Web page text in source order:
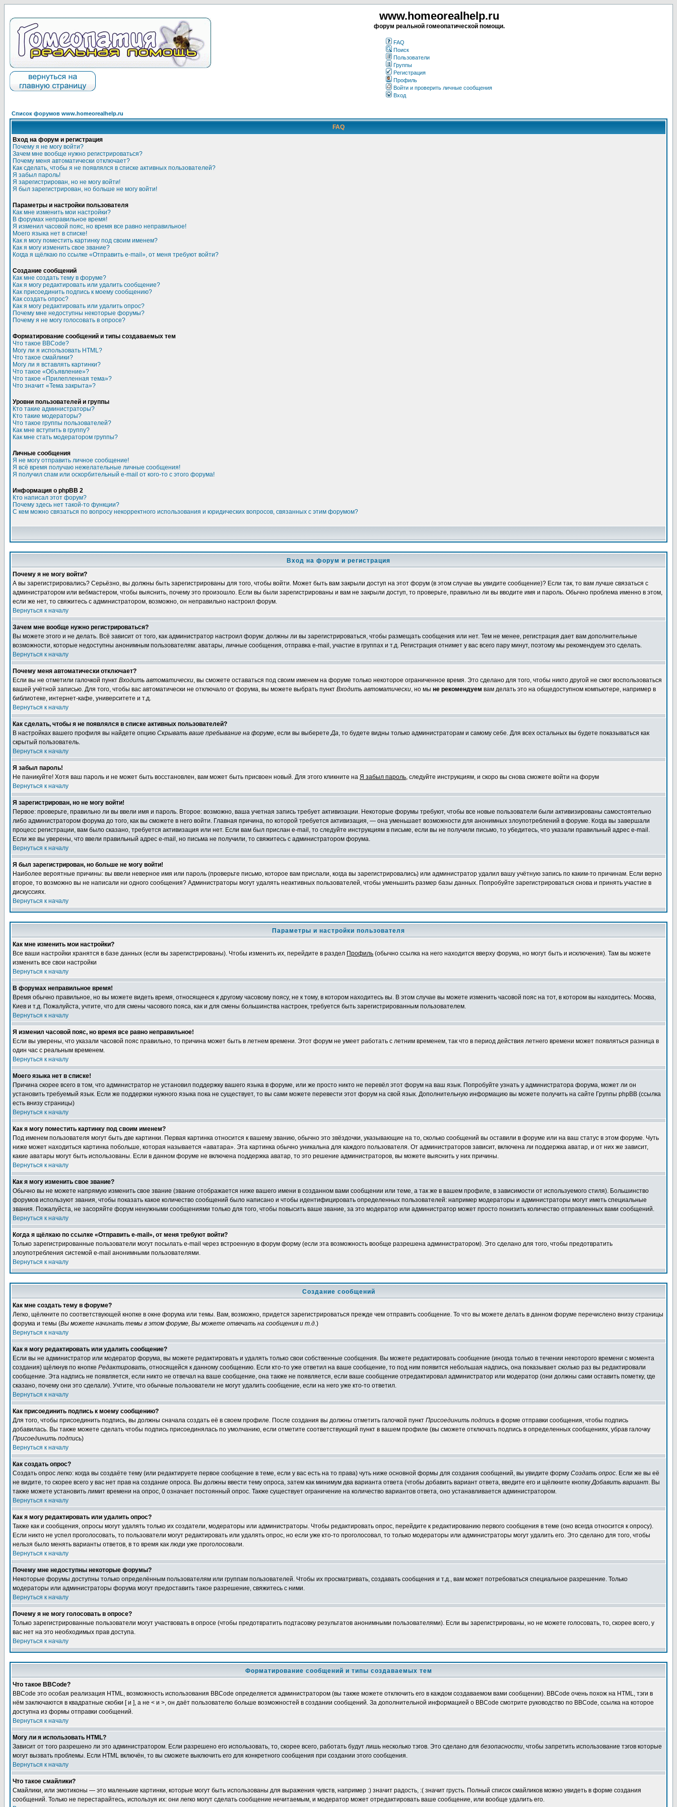
www.homeorealhelp.ru
форум реальной гомеопатической помощи.
FAQ
Поиск
Пользователи
Группы
Регистрация
Профиль
Войти и проверить личные сообщения
Вход
Список форумов www.homeorealhelp.ru
FAQ
Вход на форум и регистрация
Почему я не могу войти?
Зачем мне вообще нужно регистрироваться?
Почему меня автоматически отключает?
Как сделать, чтобы я не появлялся в списке активных пользователей?
Я забыл пароль!
Я зарегистрирован, но не могу войти!
Я был зарегистрирован, но больше не могу войти!
Параметры и настройки пользователя
Как мне изменить мои настройки?
В форумах неправильное время!
Я изменил часовой пояс, но время все равно неправильное!
Моего языка нет в списке!
Как я могу поместить картинку под своим именем?
Как я могу изменить свое звание?
Когда я щёлкаю по ссылке «Отправить e-mail», от меня требуют войти?
Создание сообщений
Как мне создать тему в форуме?
Как я могу редактировать или удалить сообщение?
Как присоединить подпись к моему сообщению?
Как создать опрос?
Как я могу редактировать или удалить опрос?
Почему мне недоступны некоторые форумы?
Почему я не могу голосовать в опросе?
Форматирование сообщений и типы создаваемых тем
Что такое BBCode?
Могу ли я использовать HTML?
Что такое смайлики?
Могу ли я вставлять картинки?
Что такое «Объявление»?
Что такое «Прилепленная тема»?
Что значит «Тема закрыта»?
Уровни пользователей и группы
Кто такие администраторы?
Кто такие модераторы?
Что такое группы пользователей?
Как мне вступить в группу?
Как мне стать модератором группы?
Личные сообщения
Я не могу отправить личное сообщение!
Я всё время получаю нежелательные личные сообщения!
Я получил спам или оскорбительный e-mail от кого-то с этого форума!
Информация о phpBB 2
Кто написал этот форум?
Почему здесь нет такой-то функции?
С кем можно связаться по вопросу некорректного использования и юридических вопросов, связанных с этим форумом?
Вход на форум и регистрация
Почему я не могу войти?
А вы зарегистрировались? Серьёзно, вы должны быть зарегистрированы для того, чтобы войти. Может быть вам закрыли доступ на этот форум (в этом случае вы увидите сообщение)? Если так, то вам лучше связаться с
администратором или вебмастером, чтобы выяснить, почему это произошло. Если вы были зарегистрированы и вам не закрыли доступ, то проверьте, правильно ли вы вводите имя и пароль. Обычно проблема именно в этом,
если же нет, то свяжитесь с администратором, возможно, он неправильно настроил форум.
Вернуться к началу
Зачем мне вообще нужно регистрироваться?
Вы можете этого и не делать. Всё зависит от того, как администратор настроил форум: должны ли вы зарегистрироваться, чтобы размещать сообщения или нет. Тем не менее, регистрация дает вам дополнительные
возможности, которые недоступны анонимным пользователям: аватары, личные сообщения, отправка e-mail, участие в группах и т.д. Регистрация отнимет у вас всего пару минут, поэтому мы рекомендуем это сделать.
Вернуться к началу
Почему меня автоматически отключает?
Если вы не отметили галочкой пункт Входить автоматически, вы сможете оставаться под своим именем на форуме только некоторое ограниченное время. Это сделано для того, чтобы никто другой не смог воспользоваться
вашей учётной записью. Для того, чтобы вас автоматически не отключало от форума, вы можете выбрать пункт Входить автоматически, но мы не рекомендуем вам делать это на общедоступном компьютере, например в
библиотеке, интернет-кафе, университете и т.д.
Вернуться к началу
Как сделать, чтобы я не появлялся в списке активных пользователей?
В настройках вашего профиля вы найдете опцию Скрывать ваше пребывание на форуме, если вы выберетеДа, то будете видны только администраторам и самому себе. Для всех остальных вы будете показываться как
скрытый пользователь.
Вернуться к началу
Я забыл пароль!
Не паникуйте! Хотя ваш пароль и не может быть восстановлен, вам может быть присвоен новый. Для этого кликните на Я забыл пароль, следуйте инструкциям, и скоро вы снова сможете войти на форум
Вернуться к началу
Я зарегистрирован, но не могу войти!
Первое: проверьте, правильно ли вы ввели имя и пароль. Второе: возможно, ваша учетная запись требует активизации. Некоторые форумы требуют, чтобы все новые пользователи были активизированы самостоятельно
либо администратором форума до того, как вы сможете в него войти. Главная причина, по которой требуется активизация, — она уменьшает возможности для анонимных злоупотреблений в форуме. Когда вы завершали
процесс регистрации, вам было сказано, требуется активизация или нет. Если вам был прислан e-mail, то следуйте инструкциям в письме, если вы не получили письмо, то убедитесь, что указали правильный адрес e-mail.
Если же вы уверены, что ввели правильный адрес e-mail, но письма не получили, то свяжитесь с администратором форума.
Вернуться к началу
Я был зарегистрирован, но больше не могу войти!
Наиболее вероятные причины: вы ввели неверное имя или пароль (проверьте письмо, которое вам прислали, когда вы зарегистрировались) или администратор удалил вашу учётную запись по каким-то причинам. Если верно
второе, то возможно вы не написали ни одного сообщения? Администраторы могут удалять неактивных пользователей, чтобы уменьшить размер базы данных. Попробуйте зарегистрироваться снова и принять участие в
дискуссиях.
Вернуться к началу
Параметры и настройки пользователя
Как мне изменить мои настройки?
Все ваши настройки хранятся в базе данных (если вы зарегистрированы). Чтобы изменить их, перейдите в раздел Профиль (обычно ссылка на него находится вверху форума, но могут быть и исключения). Там вы можете
изменить все свои настройки
Вернуться к началу
В форумах неправильное время!
Время обычно правильное, но вы можете видеть время, относящееся к другому часовому поясу, не к тому, в котором находитесь вы. В этом случае вы можете изменить часовой пояс на тот, в котором вы находитесь: Москва,
Киев и т.д. Пожалуйста, учтите, что для смены часового пояса, как и для смены большинства настроек, требуется быть зарегистрированным пользователем.
Вернуться к началу
Я изменил часовой пояс, но время все равно неправильное!
Если вы уверены, что указали часовой пояс правильно, то причина может быть в летнем времени. Этот форум не умеет работать с летним временем, так что в период действия летнего времени может появляться разница в
один час с реальным временем.
Вернуться к началу
Моего языка нет в списке!
Причина скорее всего в том, что администратор не установил поддержку вашего языка в форуме, или же просто никто не перевёл этот форум на ваш язык. Попробуйте узнать у администратора форума, может ли он
установить требуемый язык. Если же поддержки нужного языка пока не существует, то вы сами можете перевести этот форум на свой язык. Дополнительную информацию вы можете получить на сайте Группы phpBB (ссылка
есть внизу страницы)
Вернуться к началу
Как я могу поместить картинку под своим именем?
Под именем пользователя могут быть две картинки. Первая картинка относится к вашему званию, обычно это звёздочки, указывающие на то, сколько сообщений вы оставили в форуме или на ваш статус в этом форуме. Чуть
ниже может находиться картинка побольше, которая называется «аватара». Эта картинка обычно уникальна для каждого пользователя. От администраторов зависит, включена ли поддержка аватар, и от них же зависит,
какие аватары могут быть использованы. Если в данном форуме не включена поддержка аватар, то это решение администраторов, вы можете выяснить у них причины.
Вернуться к началу
Как я могу изменить свое звание?
Обычно вы не можете напрямую изменить свое звание (звание отображается ниже вашего имени в созданном вами сообщении или теме, а так же в вашем профиле, в зависимости от используемого стиля). Большинство
форумов используют звания, чтобы показать какое количество сообщений было написано и чтобы идентифицировать определенных пользователей: например модераторы и администраторы могут иметь специальные
звания. Пожалуйста, не засоряйте форум ненужными сообщениями только для того, чтобы повысить ваше звание, за это модератор или администратор может просто понизить количество отправленных вами сообщений.
Вернуться к началу
Когда я щёлкаю по ссылке «Отправить e-mail», от меня требуют войти?
Только зарегистрированные пользователи могут посылать e-mail через встроенную в форум форму (если эта возможность вообще разрешена администратором). Это сделано для того, чтобы предотвратить
злоупотребления системой e-mail анонимными пользователями.
Вернуться к началу
Создание сообщений
Как мне создать тему в форуме?
Легко, щёлкните по соответствующей кнопке в окне форума или темы. Вам, возможно, придется зарегистрироваться прежде чем отправить сообщение. То что вы можете делать в данном форуме перечислено внизу страницы
форума и темы (Вы можете начинать темы в этом форуме, Вы можете отвечать на сообщения и т.д.)
Вернуться к началу
Как я могу редактировать или удалить сообщение?
Если вы не администратор или модератор форума, вы можете редактировать и удалять только свои собственные сообщения. Вы можете редактировать сообщение (иногда только в течении некоторого времени с момента
создания) щёлкнув по кнопке Редактировать, относящейся к данному сообщению. Если кто-то уже ответил на ваше сообщение, то под ним появится небольшая надпись, она показывает сколько раз вы редактировали
сообщение. Эта надпись не появляется, если никто не отвечал на ваше сообщение, она также не появляется, если ваше сообщение отредактировал администратор или модератор (они должны сами оставить пометку, где
сказано, почему они это сделали). Учтите, что обычные пользователи не могут удалить сообщение, если на него уже кто-то ответил.
Вернуться к началу
Как присоединить подпись к моему сообщению?
Для того, чтобы присоединить подпись, вы должны сначала создать её в своем профиле. После создания вы должны отметить галочкой пункт Присоединить подпись в форме отправки сообщения, чтобы подпись
добавилась. Вы также можете сделать чтобы подпись присоединялась по умолчанию, если отметите соответствующий пункт в вашем профиле (вы сможете отключать подпись в определенных сообщениях, убрав галочку
Присоединить подпись)
Вернуться к началу
Как создать опрос?
Создать опрос легко: когда вы создаёте тему (или редактируете первое сообщение в теме, если у вас есть на то права) чуть ниже основной формы для создания сообщений, вы увидите форму Создать опрос. Если же вы её
не видите, то скорее всего у вас нет прав на создание опроса. Вы должны ввести тему опроса, затем как минимум два варианта ответа (чтобы добавить вариант ответа, введите его и щёлкните кнопкуДобавить вариант. Вы
также можете установить лимит времени на опрос, 0 означает постоянный опрос. Также существует ограничение на количество вариантов ответа, оно устанавливается администратором.
Вернуться к началу
Как я могу редактировать или удалить опрос?
Также как и сообщения, опросы могут удалять только их создатели, модераторы или администраторы. Чтобы редактировать опрос, перейдите к редактированию первого сообщения в теме (оно всегда относится к опросу).
Если никто не успел проголосовать, то пользователи могут редактировать или удалять опрос, но если уже кто-то проголосовал, то только модераторы или администраторы могут удалить его. Это сделано для того, чтобы
нельзя было менять варианты ответов, в то время как люди уже проголосовали.
Вернуться к началу
Почему мне недоступны некоторые форумы?
Некоторые форумы доступны только определённым пользователям или группам пользователей. Чтобы их просматривать, создавать сообщения и т.д., вам может потребоваться специальное разрешение. Только
модераторы или администраторы форума могут предоставить такое разрешение, свяжитесь с ними.
Вернуться к началу
Почему я не могу голосовать в опросе?
Только зарегистрированные пользователи могут участвовать в опросе (чтобы предотвратить подтасовку результатов анонимными пользователями). Если вы зарегистрированы, но не можете голосовать, то, скорее всего, у
вас нет на это необходимых прав доступа.
Вернуться к началу
Форматирование сообщений и типы создаваемых тем
Что такое BBCode?
BBCode это особая реализация HTML, возможность использования BBCode определяется администратором (вы также можете отключить его в каждом создаваемом вами сообщении). BBCode очень похож на HTML, тэги в
нём заключаются в квадратные скобки [ и ], а не < и >, он даёт пользователю больше возможностей в создании сообщений. За дополнительной информацией о BBCode смотрите руководство по BBCode, ссылка на которое
доступна из формы отправки сообщений.
Вернуться к началу
Могу ли я использовать HTML?
Зависит от того разрешено ли это администратором. Если разрешено его использовать, то, скорее всего, работать будут лишь несколько тэгов. Это сделано для безопасности, чтобы запретить использование тэгов которые
могут вызвать проблемы. Если HTML включён, то вы сможете выключить его для конкретного сообщения при создании этого сообщения.
Вернуться к началу
Что такое смайлики?
Смайлики, или эмотиконы — это маленькие картинки, которые могут быть использованы для выражения чувств, например :) значит радость, :( значит грусть. Полный список смайликов можно увидеть в форме создания
сообщений. Только не перестарайтесь, используя их: они легко могут сделать сообщение нечитаемым, и модератор может отредактировать ваше сообщение, или вообще удалить его.